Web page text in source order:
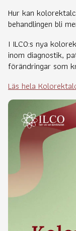
Hur kan
behandlingen bli
I ILCO:s nya
inom diagnostik,
förändringar som
Läs hela